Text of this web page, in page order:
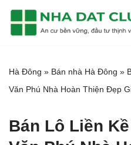
Chuyển
nội
dung
Hà Đông » Bán nhà Hà Đông »
Văn Phú Nhà Hoàn Thiện Đẹp
Bán Lô Liền